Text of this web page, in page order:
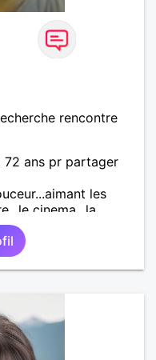
rencontre
72 ans pr partager
les
cinema...la
se retrouver pr
Juste une
Pas